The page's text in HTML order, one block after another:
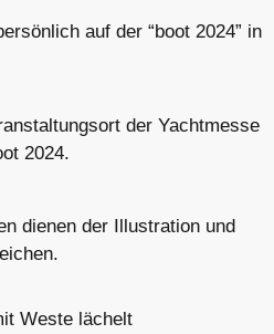
auf der “boot 2024” in
dienen der Illustration und